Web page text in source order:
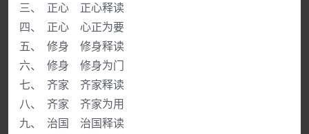
三、 正心 正心释读
四、 正心 心正为要
五、 修身 修身释读
六、 修身 修身为门
七、 齐家 齐家释读
八、 齐家 齐家为用
九、 治国 治国释读